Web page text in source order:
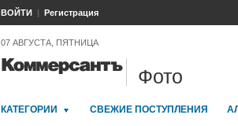
ВОЙТИ Регистрация
07 АВГУСТА, ПЯТНИЦА
Фото
КАТЕГОРИИ СВЕЖИЕ ПОСТУПЛЕНИЯ